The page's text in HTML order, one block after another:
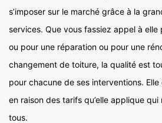
s’imposer sur le marché grâce à la
services. Que vous fassiez appel à
ou pour une réparation ou pour une
changement de toiture, la qualité est
pour chacune de ses interventions.
en raison des tarifs qu’elle applique
tous.